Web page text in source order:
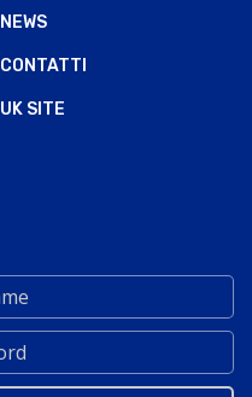
NEWS
CONTATTI
UK SITE